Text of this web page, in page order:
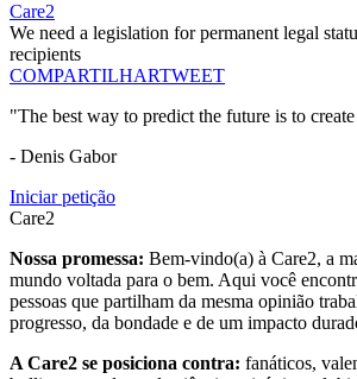
Care2
We need a legislation for permanent legal
recipients
COMPARTILHARTWEET
"The best way to predict the future is to
- Denis Gabor
Iniciar petição
Care2
Nossa promessa: Bem-vindo(a) à Care2, a
mundo voltada para o bem. Aqui você
pessoas que partilham da mesma opinião
progresso, da bondade e de um impacto
A Care2 se posiciona contra: fanáticos,